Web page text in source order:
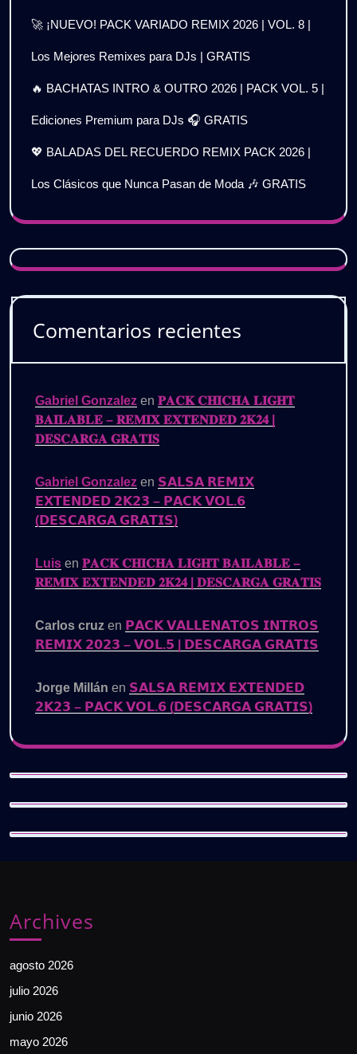
🚀 ¡NUEVO! PACK VARIADO REMIX 2026 | VOL. 8 |
Los Mejores Remixes para DJs | GRATIS
🔥 BACHATAS INTRO & OUTRO 2026 | PACK VOL. 5 |
Ediciones Premium para DJs 🎧 GRATIS
💖 BALADAS DEL RECUERDO REMIX PACK 2026 |
Los Clásicos que Nunca Pasan de Moda 🎶 GRATIS
Comentarios recientes
Gabriel Gonzalez en 𝐏𝐀𝐂𝐊 𝐂𝐇𝐈𝐂𝐇𝐀 𝐋𝐈𝐆𝐇𝐓
𝐁𝐀𝐈𝐋𝐀𝐁𝐋𝐄 – 𝐑𝐄𝐌𝐈𝐗 𝐄𝐗𝐓𝐄𝐍𝐃𝐄𝐃 𝟐𝐊𝟐𝟒 |
𝐃𝐄𝐒𝐂𝐀𝐑𝐆𝐀 𝐆𝐑𝐀𝐓𝐈𝐒
Gabriel Gonzalez en 𝗦𝗔𝗟𝗦𝗔 𝗥𝗘𝗠𝗜𝗫
𝗘𝗫𝗧𝗘𝗡𝗗𝗘𝗗 𝟮𝗞𝟮𝟯 – 𝗣𝗔𝗖𝗞 𝗩𝗢𝗟.𝟲
(𝗗𝗘𝗦𝗖𝗔𝗥𝗚𝗔 𝗚𝗥𝗔𝗧𝗜𝗦)
Luis en 𝐏𝐀𝐂𝐊 𝐂𝐇𝐈𝐂𝐇𝐀 𝐋𝐈𝐆𝐇𝐓 𝐁𝐀𝐈𝐋𝐀𝐁𝐋𝐄 –
𝐑𝐄𝐌𝐈𝐗 𝐄𝐗𝐓𝐄𝐍𝐃𝐄𝐃 𝟐𝐊𝟐𝟒 | 𝐃𝐄𝐒𝐂𝐀𝐑𝐆𝐀 𝐆𝐑𝐀𝐓𝐈𝐒
Carlos cruz en 𝗣𝗔𝗖𝗞 𝗩𝗔𝗟𝗟𝗘𝗡𝗔𝗧𝗢𝗦 𝗜𝗡𝗧𝗥𝗢𝗦
𝗥𝗘𝗠𝗜𝗫 𝟮𝟬𝟮𝟯 – 𝗩𝗢𝗟.𝟱 | 𝗗𝗘𝗦𝗖𝗔𝗥𝗚𝗔 𝗚𝗥𝗔𝗧𝗜𝗦
Jorge Millán en 𝗦𝗔𝗟𝗦𝗔 𝗥𝗘𝗠𝗜𝗫 𝗘𝗫𝗧𝗘𝗡𝗗𝗘𝗗
𝟮𝗞𝟮𝟯 – 𝗣𝗔𝗖𝗞 𝗩𝗢𝗟.𝟲 (𝗗𝗘𝗦𝗖𝗔𝗥𝗚𝗔 𝗚𝗥𝗔𝗧𝗜𝗦)
Archives
agosto 2026
julio 2026
junio 2026
mayo 2026